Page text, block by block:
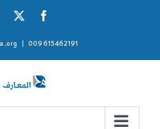
X
009615462191